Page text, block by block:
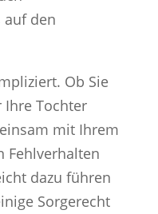
auf den
Ob Sie
Tochter
mit Ihrem
Fehlverhalten
dazu führen
Sorgerecht